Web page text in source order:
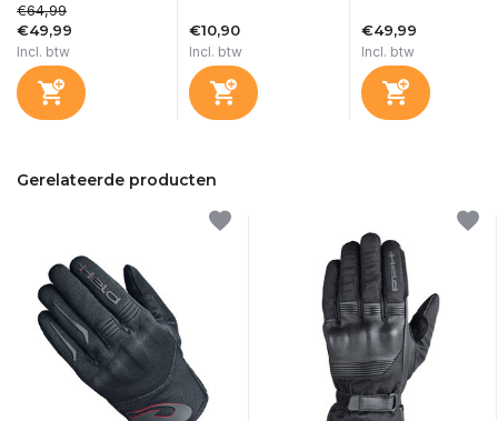
€64,99
€49,99
Incl. btw
€10,90
Incl. btw
€49,99
Incl. btw
Gerelateerde producten